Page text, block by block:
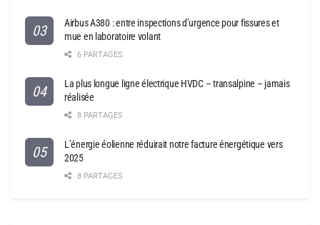
Airbus A380 : entre inspections d’urgence pour fissures et
mue en laboratoire volant
6 PARTAGES
La plus longue ligne électrique HVDC – transalpine – jamais
réalisée
8 PARTAGES
L’énergie éolienne réduirait notre facture énergétique vers
2025
8 PARTAGES